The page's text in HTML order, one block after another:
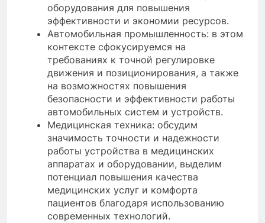
оборудования для повышения
эффективности и экономии ресурсов.
Автомобильная промышленность: в этом
контексте сфокусируемся на
требованиях к точной регулировке
движения и позиционирования, а также
на возможностях повышения
безопасности и эффективности работы
автомобильных систем и устройств.
Медицинская техника: обсудим
значимость точности и надежности
работы устройства в медицинских
аппаратах и оборудовании, выделим
потенциал повышения качества
медицинских услуг и комфорта
пациентов благодаря использованию
современных технологий.